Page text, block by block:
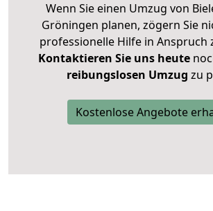
Wenn Sie einen Umzug von
Gröningen planen, zögern Sie
professionelle Hilfe in Anspruch
Kontaktieren Sie uns heute
reibungslosen Umzug zu
Kostenlose Angebote